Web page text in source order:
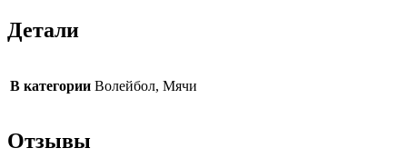
Детали
В категории Волейбол, Мячи
Отзывы